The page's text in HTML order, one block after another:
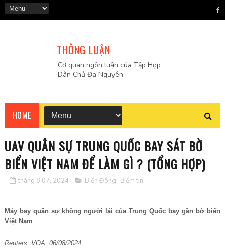
THÔNG LUẬN
Cơ quan ngôn luận của Tập Hợp
Dân Chủ Đa Nguyên
HOME
UAV QUÂN SỰ TRUNG QUỐC BAY SÁT BỜ
BIỂN VIỆT NAM ĐỂ LÀM GÌ ? (TỔNG HỢP)
tháng 8 07, 2024 Biển Đông, điểm tin
Máy bay quân sự không người lái của Trung Quốc bay gần bờ biển
Việt Nam
Reuters, VOA, 06/08/2024